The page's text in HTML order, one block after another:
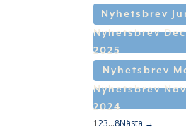
Nyhetsbrev
Nyhetsbrev
2025
Nyhetsbrev
Nyhetsbrev
2024
123…8Nästa →